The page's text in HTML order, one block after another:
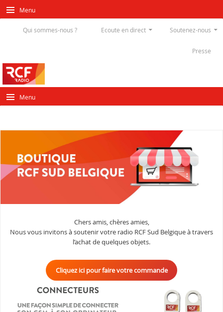
Menu
Soutenez-nous
Ecoute en direct
Qui sommes-nous ?
Presse
Menu
Chers amis, chères amies,
Nous vous invitons à soutenir votre radio RCF Sud Belgique à travers
l’achat de quelques objets.
Cliquez ici pour faire votre commande